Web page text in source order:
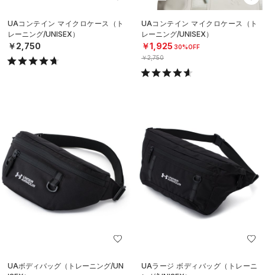
UAコンテイン マイクロケース（ト
レーニング/UNISEX）
￥2,750
UAコンテイン マイクロケース（ト
レーニング/UNISEX）
￥1,925 30%OFF
￥2,750
UAボディバッグ（トレーニング/UN
UAラージ ボディバッグ（トレーニ